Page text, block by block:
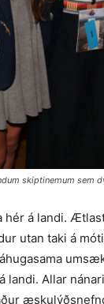
skiptinemum sem
á landi.
utan taki á
Allar